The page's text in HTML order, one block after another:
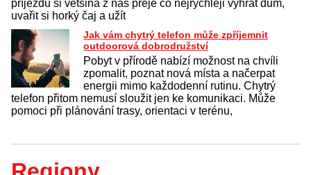
příjezdu si většina z nás přeje co nejrychleji vyhřát dům,
uvařit si horký čaj a užít
Jak vám chytrý telefon může zpříjemnit
outdoorová dobrodružství
Pobyt v přírodě nabízí možnost na chvíli
zpomalit, poznat nová místa a načerpat
energii mimo každodenní rutinu. Chytrý
telefon přitom nemusí sloužit jen ke komunikaci. Může
pomoci při plánování trasy, orientaci v terénu,